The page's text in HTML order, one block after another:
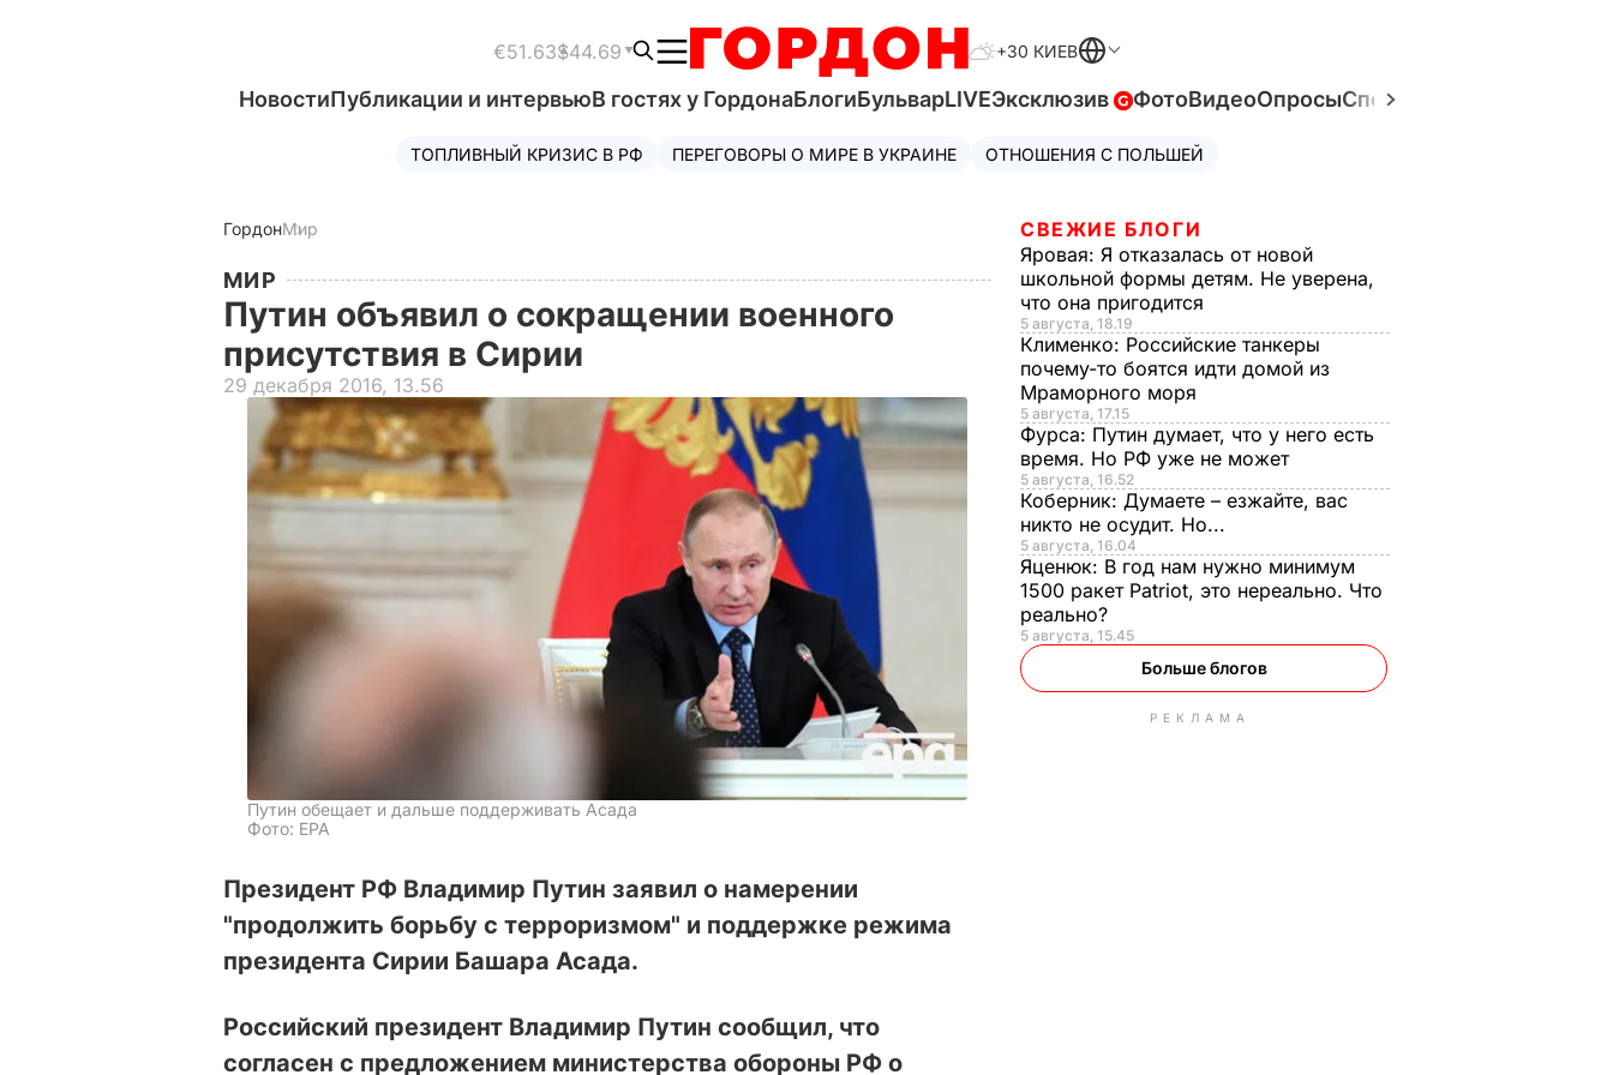
€51.63$44.69 +30 КИЕВ
НовостиПубликации и интервьюВ гостях у ГордонаБлогиБульварLIVEЭксклюзив ФотоВидеоОпросыСпецпроекты
ТОПЛИВНЫЙ КРИЗИС В РФ ПЕРЕГОВОРЫ О МИРЕ В УКРАИНЕ ОТНОШЕНИЯ С ПОЛЬШЕЙ
ГордонМир
МИР
Путин объявил о сокращении военного
присутствия в Сирии
29 декабря 2016, 13.56
Путин обещает и дальше поддерживать Асада
Фото: ЕРА
Президент РФ Владимир Путин заявил о намерении
"продолжить борьбу с терроризмом" и поддержке режима
президента Сирии Башара Асада.
Российский президент Владимир Путин сообщил, что
согласен с предложением министерства обороны РФ о
СВЕЖИЕ БЛОГИ
Яровая: Я отказалась от новой
школьной формы детям. Не уверена,
что она пригодится
5 августа, 18.19
Клименко: Российские танкеры
почему-то боятся идти домой из
Мраморного моря
5 августа, 17.15
Фурса: Путин думает, что у него есть
время. Но РФ уже не может
5 августа, 16.52
Коберник: Думаете – езжайте, вас
никто не осудит. Но...
5 августа, 16.04
Яценюк: В год нам нужно минимум
1500 ракет Patriot, это нереально. Что
реально?
5 августа, 15.45
Больше блогов
РЕКЛАМА